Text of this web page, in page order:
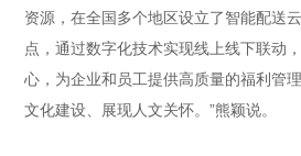
资源，在全国多个地区设立了智能配送
点，通过数字化技术实现线上线下联动
心，为企业和员工提供高质量的福利管
文化建设、展现人文关怀。”熊颖说。